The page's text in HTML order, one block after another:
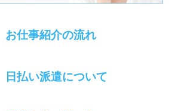
お仕事紹介の流れ
日払い派遣について